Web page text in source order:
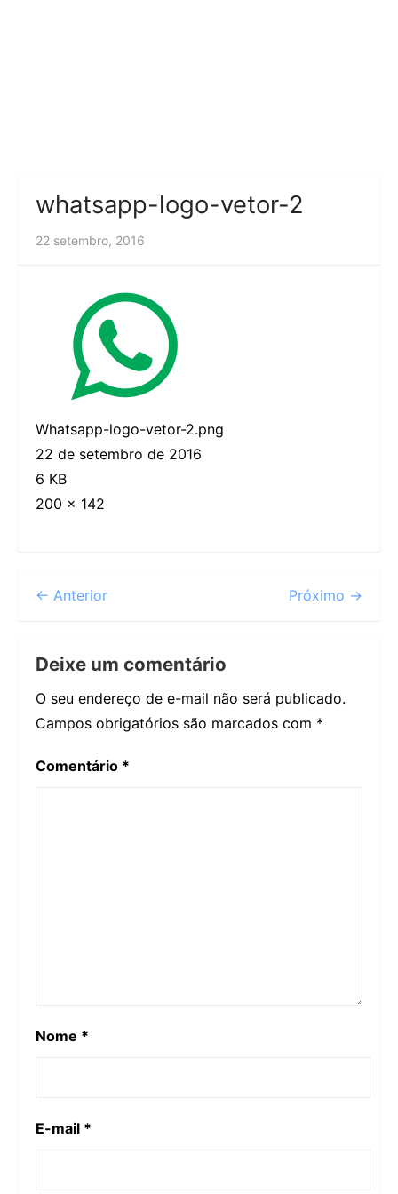
whatsapp-logo-vetor-2
22 setembro, 2016
Whatsapp-logo-vetor-2.png
22 de setembro de 2016
6 KB
200 × 142
← Anterior Próximo →
Deixe um comentário
O seu endereço de e-mail não será publicado.
Campos obrigatórios são marcados com *
Comentário *
Nome *
E-mail *